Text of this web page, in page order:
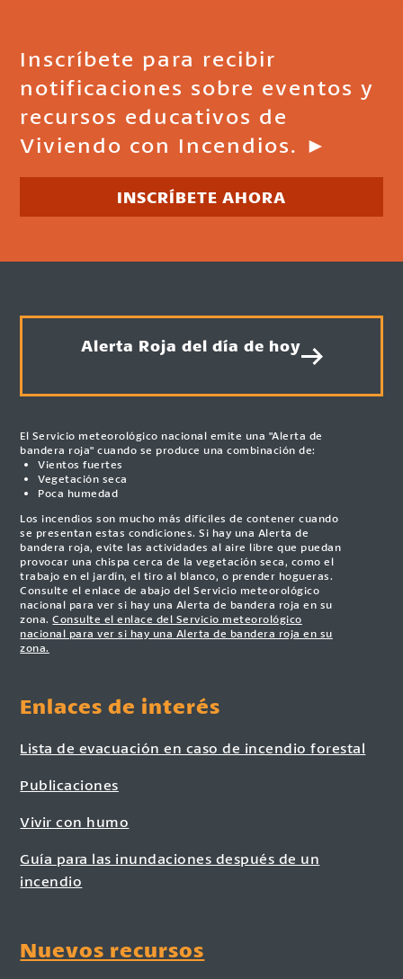
Inscríbete para recibir
notificaciones sobre eventos y
recursos educativos de
Viviendo con Incendios. ►
INSCRÍBETE AHORA
Alerta Roja del día de hoy
El Servicio meteorológico nacional emite una "Alerta de
bandera roja" cuando se produce una combinación de:
Vientos fuertes
Vegetación seca
Poca humedad
Los incendios son mucho más difíciles de contener cuando
se presentan estas condiciones. Si hay una Alerta de
bandera roja, evite las actividades al aire libre que puedan
provocar una chispa cerca de la vegetación seca, como el
trabajo en el jardín, el tiro al blanco, o prender hogueras.
Consulte el enlace de abajo del Servicio meteorológico
nacional para ver si hay una Alerta de bandera roja en su
zona.Consulte el enlace del Servicio meteorológico
nacional para ver si hay una Alerta de bandera roja en su
zona.
Enlaces de interés
Lista de evacuación en caso de incendio forestal
Publicaciones
Vivir con humo
Guía para las inundaciones después de un
incendio
Nuevos recursos